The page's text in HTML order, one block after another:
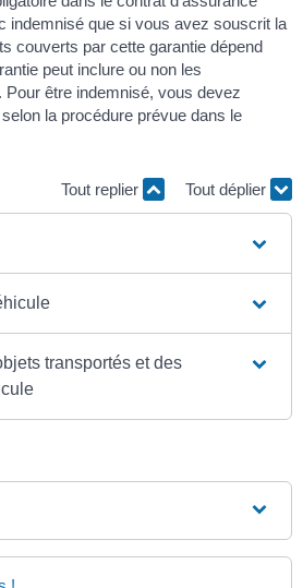
indemnisé que si vous avez souscrit la
couverts par cette garantie dépend
peut inclure ou non les
être indemnisé, vous devez
la procédure prévue dans le
Tout replier Tout déplier
transportés et des